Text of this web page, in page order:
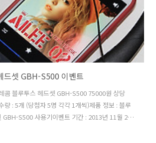
드셋 GBH-S500 이벤트
콤 블루투스 헤드셋 GBH-S500 75000원 상당
량 : 5개 (당첨자 5명 각각 1개씩)제품 정보 : 블루
GBH-S500 사용기이벤트 기간 : 2013년 11월 23